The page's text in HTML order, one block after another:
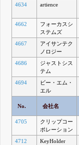
4634 artience
4662
フォーカスシ
ステムズ
4667
アイサンテク
ノロジー
4686
ジャストシス
テム
4694
ビー・エム・
エル
No. 会社名
4705
クリップコー
ポレーション
4712 KeyHolder